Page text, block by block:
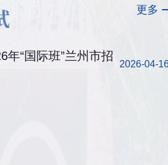
更多
年“国际班”兰州市招
2026-04-